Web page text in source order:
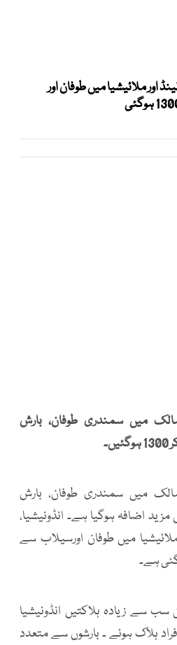
اور ملائیشیا میں طوفان اور
میں سمندری طوفان، بارش
میں سمندری طوفان، بارش
اضافہ ہوگیا ہے۔ انڈونیشیا،
میں طوفان اورسیلاب سے
سے زیادہ ہلاکتیں انڈونیشیا
ہوئی ہیں جہاں 700 افراد ہلاک ہوئے ۔ بارشوں سے متعدد